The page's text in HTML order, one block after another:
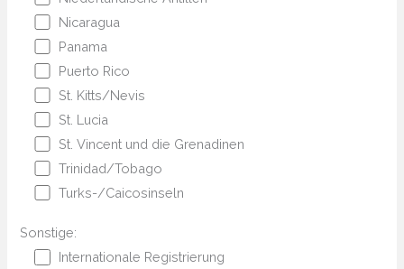
Nicaragua
Panama
Puerto Rico
St. Kitts/Nevis
St. Lucia
St. Vincent und die Grenadinen
Trinidad/Tobago
Turks-/Caicosinseln
Sonstige:
Internationale Registrierung